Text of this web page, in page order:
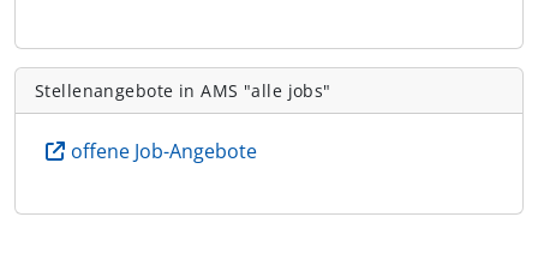
Stellenangebote in AMS "alle jobs"
offene Job-Angebote